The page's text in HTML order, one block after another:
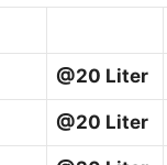
@20 Liter
@20 Liter